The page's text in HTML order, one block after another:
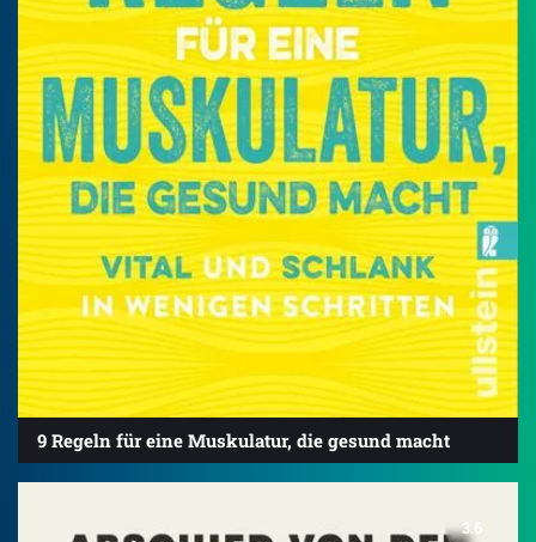
9 Regeln für eine Muskulatur, die gesund macht
3.6